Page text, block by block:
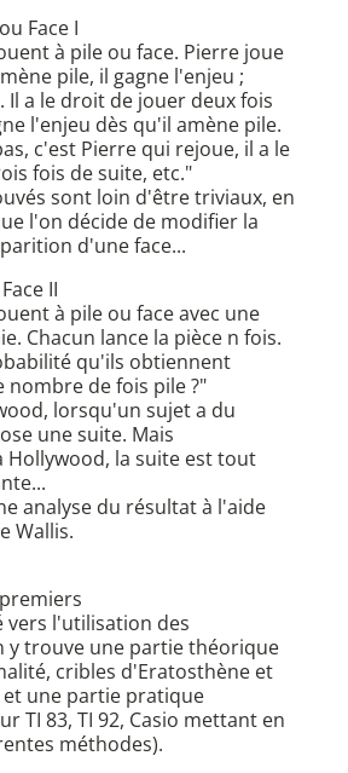
Face I
à pile ou face. Pierre joue
pile, il gagne l'enjeu ;
Il a le droit de jouer deux fois
l'enjeu dès qu'il amène pile.
c'est Pierre qui rejoue, il a le
fois de suite, etc."
sont loin d'être triviaux, en
l'on décide de modifier la
d'une face...
II
à pile ou face avec une
Chacun lance la pièce n fois.
qu'ils obtiennent
nombre de fois pile ?"
lorsqu'un sujet a du
une suite. Mais
la suite est tout
analyse du résultat à l'aide
Wallis.
vers l'utilisation des
y trouve une partie théorique
cribles d'Eratosthène et
et une partie pratique
TI 83, TI 92, Casio mettant en
méthodes).